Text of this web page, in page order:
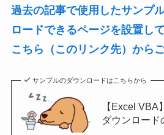
過去の記事で使用したサンプ
ロードできるページを設置し
こちら（このリンク先）から
サンプルのダウンロードはこちらから
【Excel VBA
ダウンロード